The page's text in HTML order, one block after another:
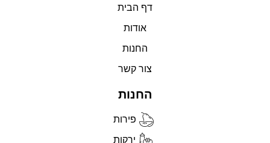
דף הבית
אודות
החנות
צור קשר
החנות
פירות
ירקות